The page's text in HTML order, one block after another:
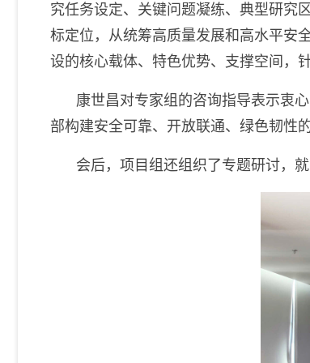
究任务设定、关键问题凝练、典型研究
标定位，从统筹高质量发展和高水平安
设的核心载体、特色优势、支撑空间，
康世昌对专家组的咨询指导表示衷
部构建安全可靠、开放联通、绿色韧性
会后，项目组还组织了专题研讨，